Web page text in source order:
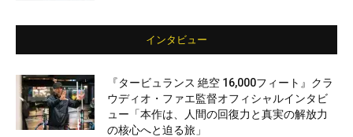
インタビュー
『タービュランス 絶空 16,000フィート』クラ
ウディオ・ファエ監督オフィシャルインタビ
ュー「本作は、人間の回復力と真実の解放力
の核心へと迫る旅」